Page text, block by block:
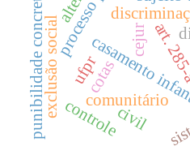
casamentoart.
cotas
exclusão social
punibilidade concreta cejur
comunitário
ufpr
civil
controle